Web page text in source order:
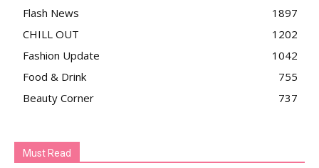
Flash News
1897
CHILL OUT
1202
Fashion Update
1042
Food & Drink
755
Beauty Corner
737
Must Read